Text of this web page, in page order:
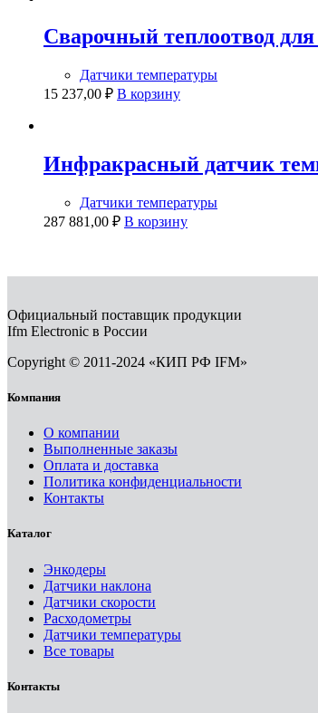
Сварочный теплоотвод
Датчики температуры
15 237,00 ₽ В корзину
Инфракрасный датчик
Датчики температуры
287 881,00 ₽ В корзину
Официальный поставщик продукции
Ifm Electronic в России
Copyright © 2011-2024 «КИП РФ IFM»
Компания
О компании
Выполненные заказы
Оплата и доставка
Политика конфиденциальности
Контакты
Каталог
Энкодеры
Датчики наклона
Датчики скорости
Расходометры
Датчики температуры
Все товары
Контакты